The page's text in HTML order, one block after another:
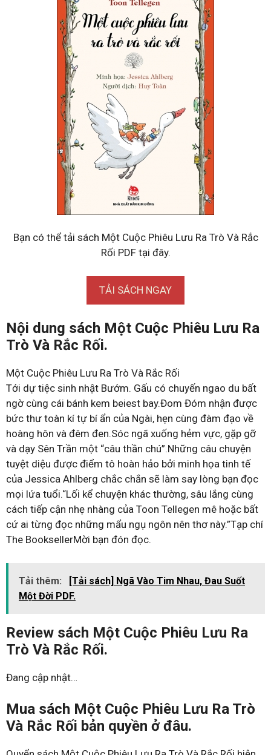
Bạn có thể tải sách Một Cuộc Phiêu Lưu Ra Trò Và Rắc
Rối PDF tại đây.
TẢI SÁCH NGAY
Nội dung sách Một Cuộc Phiêu Lưu Ra
Trò Và Rắc Rối.
Một Cuộc Phiêu Lưu Ra Trò Và Rắc Rối
Tới dự tiệc sinh nhật Bướm. Gấu có chuyến ngao du bất
ngờ cùng cái bánh kem beiest bay.Đom Đóm nhận được
bức thư toàn kí tự bí ẩn của Ngài, hẹn cùng đàm đạo về
hoàng hôn và đêm đen.Sóc ngã xuống hẻm vực, gặp gỡ
và dạy Sên Trần một “câu thần chú”.Những câu chuyện
tuyệt diệu được điểm tô hoàn hảo bởi minh họa tinh tế
của Jessica Ahlberg chắc chắn sẽ làm say lòng bạn đọc
mọi lứa tuổi.“Lối kể chuyện khác thường, sâu lắng cùng
cách tiếp cận nhẹ nhàng của Toon Tellegen mê hoặc bất
cứ ai từng đọc những mẩu ngụ ngôn nên thơ này.”Tạp chí
The BooksellerMời bạn đón đọc.
Tải thêm:
[Tải sách] Ngã Vào Tim Nhau, Đau Suốt
Một Đời PDF.
Review sách Một Cuộc Phiêu Lưu Ra
Trò Và Rắc Rối.
Đang cập nhật…
Mua sách Một Cuộc Phiêu Lưu Ra Trò
Và Rắc Rối bản quyền ở đâu.